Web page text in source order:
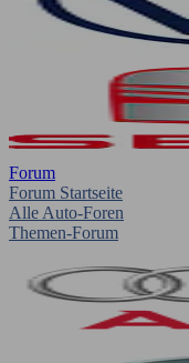
Forum
Forum Startseite
Alle Auto-Foren
Themen-Forum